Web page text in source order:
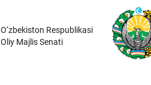
O‘zbekiston Respublikasi
Oliy Majlis Senati